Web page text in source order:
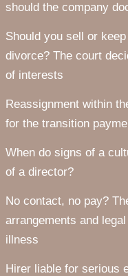
should the company
Should you sell or
divorce? The court
of interests
Reassignment within
for the transition
When do signs of a
of a director?
No contact, no pay?
arrangements and
illness
Hirer liable for serious